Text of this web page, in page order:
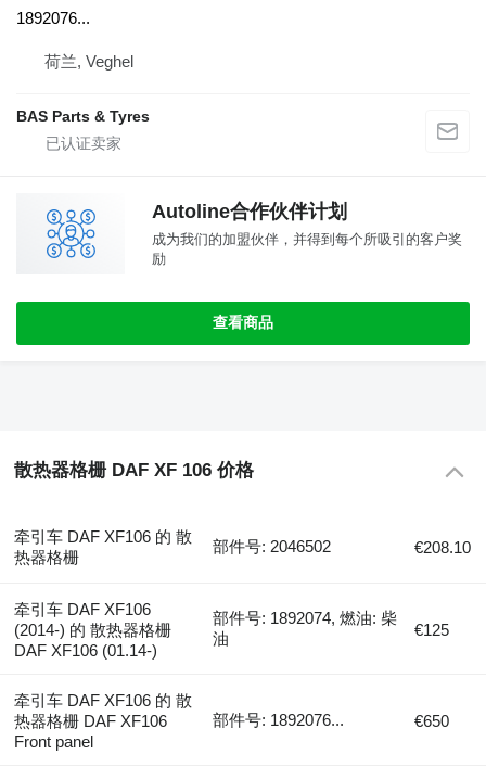
1892076...
荷兰, Veghel
BAS Parts & Tyres
Autoline合作伙伴计划
成为我们的加盟伙伴，并得到每个所吸引的客户奖
励
查看商品
散热器格栅 DAF XF 106 价格
牵引车 DAF XF106 的 散
热器格栅
部件号: 2046502 €208.10
牵引车 DAF XF106
(2014-) 的 散热器格栅
DAF XF106 (01.14-)
部件号: 1892074, 燃油: 柴
油
€125
牵引车 DAF XF106 的 散
热器格栅 DAF XF106
Front panel
部件号: 1892076... €650